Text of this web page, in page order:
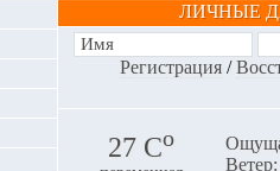
ЛИЧНЫЕ
Регистрация/
27 Сo